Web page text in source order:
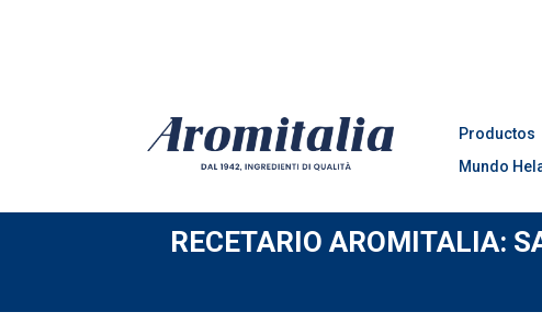
Productos
Mundo
RECETARIO AROMITALIA: